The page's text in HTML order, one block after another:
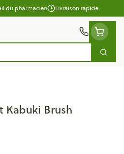
du pharmacien Livraison rapide
Kabuki Brush